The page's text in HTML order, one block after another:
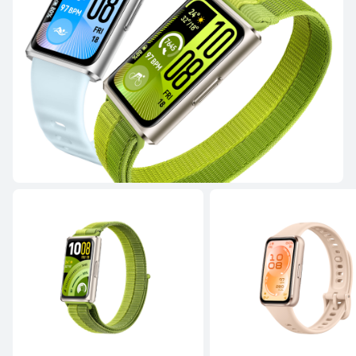
HUAWEI WATCH GT 5
Desde 139,00 €
PVPR:249,00 €
o Financiación con 4xcard*
Descubre más Comprar
HUAWEI WATCH GT 4